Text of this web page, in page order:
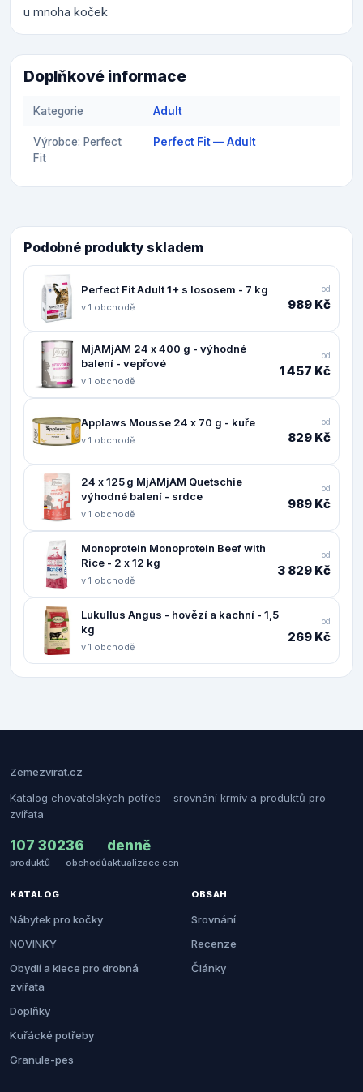
u mnoha koček
Doplňkové informace
Kategorie Adult
Výrobce: Perfect
Fit
Perfect Fit — Adult
Podobné produkty skladem
Perfect Fit Adult 1+ s lososem - 7 kg
v 1 obchodě
od
989 Kč
MjAMjAM 24 x 400 g - výhodné
balení - vepřové
v 1 obchodě
od
1 457 Kč
Applaws Mousse 24 x 70 g - kuře
v 1 obchodě
od
829 Kč
24 x 125 g MjAMjAM Quetschie
výhodné balení - srdce
v 1 obchodě
od
989 Kč
Monoprotein Monoprotein Beef with
Rice - 2 x 12 kg
v 1 obchodě
od
3 829 Kč
Lukullus Angus - hovězí a kachní - 1,5
kg
v 1 obchodě
od
269 Kč
Zemezvirat.cz
Katalog chovatelských potřeb – srovnání krmiv a produktů pro
zvířata
107 302
produktů
36
obchodů
denně
aktualizace cen
KATALOG
Nábytek pro kočky
NOVINKY
Obydlí a klece pro drobná
zvířata
Doplňky
Kuřácké potřeby
Granule-pes
OBSAH
Srovnání
Recenze
Články